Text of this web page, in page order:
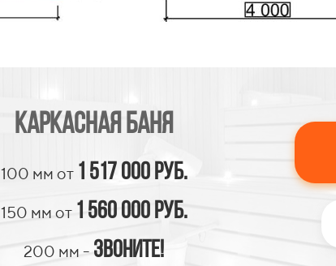
Каркасная баня
100 мм от 1 517 000 руб.
150 мм от 1 560 000 руб.
200 мм - Звоните!